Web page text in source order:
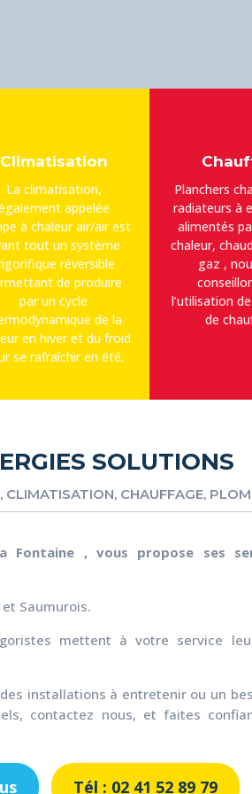
Climatisation
La climatisation,
appelée
à chaleur air/air est
tout un système
réversible
de produire
par un cycle
de la
en hiver et du froid
se rafraîchir en été.
Planchers
radiateurs à
alimentés
chaleur,
gaz ,
l’utilisation
de
SOLUTIONS
CHAUFFAGE,
Fontaine , vous propose ses
Saumurois.
mettent à votre service
installations à entretenir ou un
contactez nous, et faites
Tél : 02 41 52 89 79